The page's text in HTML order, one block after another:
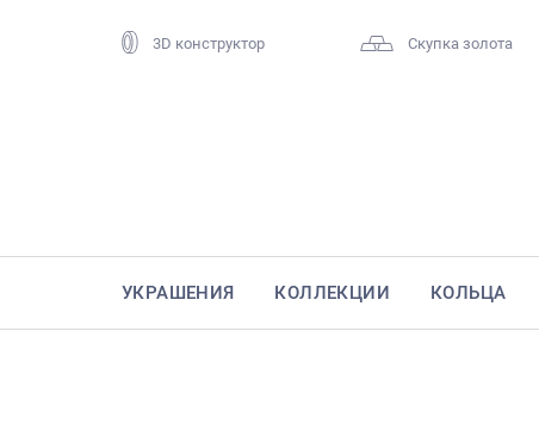
3D конструктор Скупка золота
УКРАШЕНИЯ КОЛЛЕКЦИИ КОЛЬЦА